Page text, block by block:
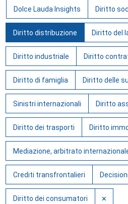
Dolce Lauda Insights Diritto
Diritto distribuzione Diritto del
Diritto industriale Diritto
Diritto di famiglia Diritto delle
Sinistri internazionali Diritto
Diritto dei trasporti Diritto
Mediazione, arbitrato
Crediti transfrontalieri
Diritto dei consumatori ×